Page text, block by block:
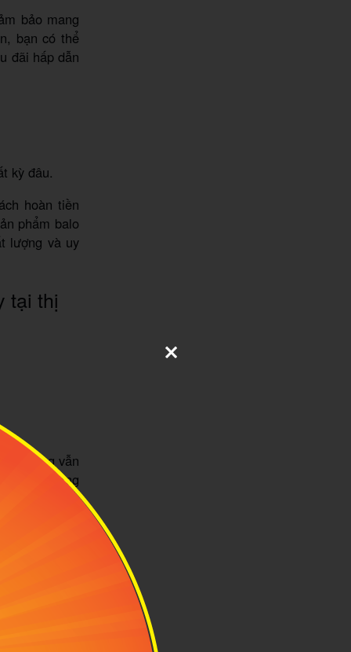
bảo mang
bạn có thể
đãi hấp dẫn
kỳ đâu.
hoàn tiền
phẩm balo
lượng và uy
tại thị
nhưng vẫn
size L rộng
thường